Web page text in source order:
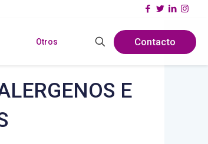
Otros Contacto
E